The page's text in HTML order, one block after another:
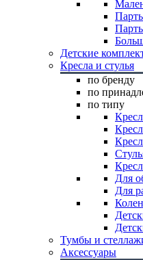
Детские
Кресла и стулья
по бренду
по
по типу
Для
Для
Тумбы и
Аксессуары